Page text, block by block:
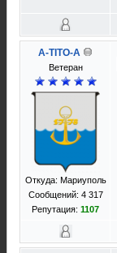
A-TITO-A
Ветеран
Откуда: Мариуполь
Сообщений: 4 317
Репутация: 1107